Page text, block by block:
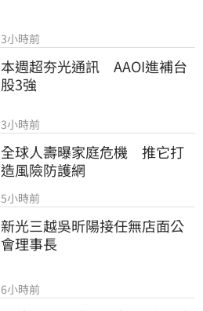
3小時前
本週超夯光通訊　AAOI進補台
股3強
3小時前
全球人壽曝家庭危機　推它打
造風險防護網
5小時前
新光三越吳昕陽接任無店面公
會理事長
6小時前